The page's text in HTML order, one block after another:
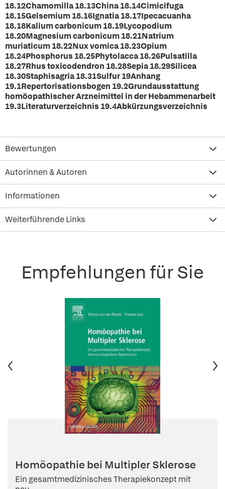
18.12Chamomilla 18.13China 18.14Cimicifuga
18.15Gelsemium 18.16Ignatia 18.17Ipecacuanha
18.18Kalium carbonicum 18.19Lycopodium
18.20Magnesium carbonicum 18.21Natrium
muriaticum 18.22Nux vomica 18.23Opium
18.24Phosphorus 18.25Phytolacca 18.26Pulsatilla
18.27Rhus toxicodendron 18.28Sepia 18.29Silicea
18.30Staphisagria 18.31Sulfur19Anhang
19.1Repertorisationsbogen 19.2Grundausstattung
homöopathischer Arzneimittel in der Hebammenarbeit
19.3Literaturverzeichnis 19.4Abkürzungsverzeichnis
Bewertungen
Autorinnen & Autoren
Informationen
Weiterführende Links
Empfehlungen für Sie
Homöopathie bei Multipler Sklerose
Ein gesamtmedizinisches Therapiekonzept mit